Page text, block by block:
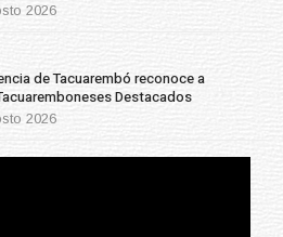
2026
de Tacuarembó reconoce a
Destacados
2026